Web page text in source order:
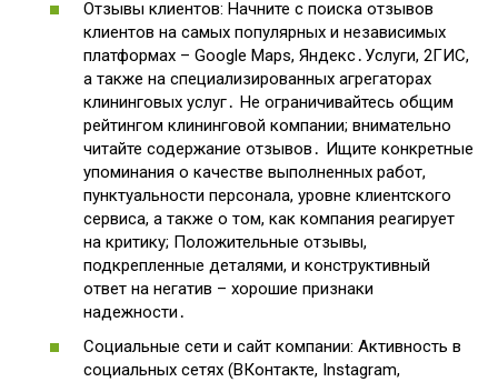
Отзывы клиентов: Начните с поиска отзывов
клиентов на самых популярных и независимых
платформах – Google Maps, Яндекс․Услуги, 2ГИС,
а также на специализированных агрегаторах
клининговых услуг․ Не ограничивайтесь общим
рейтингом клининговой компании; внимательно
читайте содержание отзывов․ Ищите конкретные
упоминания о качестве выполненных работ,
пунктуальности персонала, уровне клиентского
сервиса, а также о том, как компания реагирует
на критику; Положительные отзывы,
подкрепленные деталями, и конструктивный
ответ на негатив – хорошие признаки
надежности․
Социальные сети и сайт компании: Активность в
социальных сетях (ВКонтакте, Instagram,